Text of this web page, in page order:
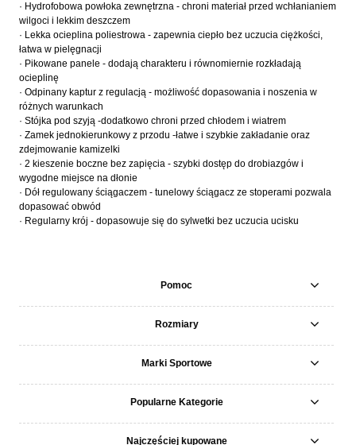
· Hydrofobowa powłoka zewnętrzna - chroni materiał przed wchłanianiem
wilgoci i lekkim deszczem
· Lekka ocieplina poliestrowa - zapewnia ciepło bez uczucia ciężkości,
łatwa w pielęgnacji
· Pikowane panele - dodają charakteru i równomiernie rozkładają
ocieplinę
· Odpinany kaptur z regulacją - możliwość dopasowania i noszenia w
różnych warunkach
· Stójka pod szyją -dodatkowo chroni przed chłodem i wiatrem
· Zamek jednokierunkowy z przodu -łatwe i szybkie zakładanie oraz
zdejmowanie kamizelki
· 2 kieszenie boczne bez zapięcia - szybki dostęp do drobiazgów i
wygodne miejsce na dłonie
· Dół regulowany ściągaczem - tunelowy ściągacz ze stoperami pozwala
dopasować obwód
· Regularny krój - dopasowuje się do sylwetki bez uczucia ucisku
Pomoc
Rozmiary
Marki Sportowe
Popularne Kategorie
Najczęściej kupowane